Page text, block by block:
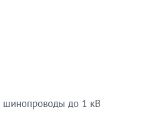
шинопроводы до 1 кВ